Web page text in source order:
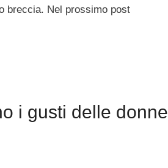
breccia. Nel prossimo post
i gusti delle donne